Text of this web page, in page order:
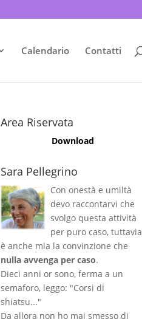
Calendario Contatti
Area Riservata
Download
Sara Pellegrino
Con onestà e umiltà
devo raccontarvi che
svolgo questa attività
per puro caso, tuttavia
è anche mia la convinzione che
nulla avvenga per caso.
Dieci anni or sono, ferma a un
semaforo, leggo: "Corsi di
shiatsu..."
Da allora non ho mai smesso di